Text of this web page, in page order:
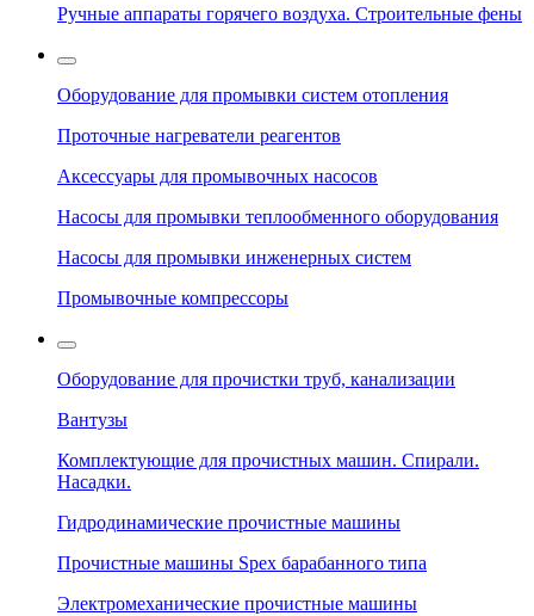
Ручные аппараты горячего воздуха. Строительные фены
Оборудование для промывки систем отопления
Проточные нагреватели реагентов
Аксессуары для промывочных насосов
Насосы для промывки теплообменного оборудования
Насосы для промывки инженерных систем
Промывочные компрессоры
Оборудование для прочистки труб, канализации
Вантузы
Комплектующие для прочистных машин. Спирали.
Насадки.
Гидродинамические прочистные машины
Прочистные машины Spex барабанного типа
Электромеханические прочистные машины